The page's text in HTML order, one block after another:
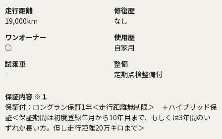
走行距離
19,000km
修復歴
なし
ワンオーナー
○
使用歴
自家用
試乗車
-
整備
定期点検整備付
保証内容 ※１
保証付：ロングラン保証1年＜走行距離無制限＞ ＋ハイブリッド保
証＜保証期間は初度登録年月から10年目まで、もしくは3年間のい
ずれか長い方。但し走行距離20万キロまで＞